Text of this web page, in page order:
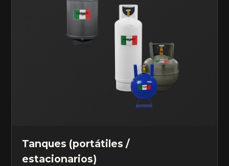
Tanques (portátiles /
estacionarios)